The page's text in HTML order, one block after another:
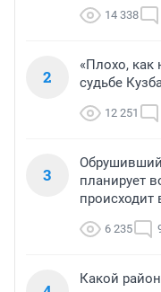
14 338
2
«Плохо, как
судьбе
12 251
3
планирует
происходит
6 235
Какой